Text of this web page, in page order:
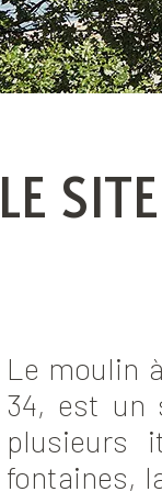
LE
Le moulin
34, est un
plusieurs
fontaines,